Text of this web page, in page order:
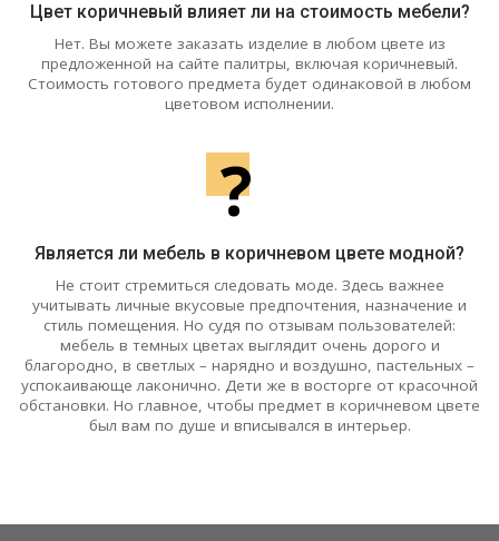
Цвет коричневый влияет ли на стоимость мебели?
Нет. Вы можете заказать изделие в любом цвете из
предложенной на сайте палитры, включая коричневый.
Стоимость готового предмета будет одинаковой в любом
цветовом исполнении.
?
Является ли мебель в коричневом цвете модной?
Не стоит стремиться следовать моде. Здесь важнее
учитывать личные вкусовые предпочтения, назначение и
стиль помещения. Но судя по отзывам пользователей:
мебель в темных цветах выглядит очень дорого и
благородно, в светлых – нарядно и воздушно, пастельных –
успокаивающе лаконично. Дети же в восторге от красочной
обстановки. Но главное, чтобы предмет в коричневом цвете
был вам по душе и вписывался в интерьер.